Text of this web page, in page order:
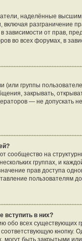
наделённые
разграничение
зависимости от прав,
во всех форумах, в
(или группы
закрывать,
— не допускать
сообщество на
группах, и
прав доступа
пользователям
вступить в них?
обо всех существующих
могут быть закрытыми